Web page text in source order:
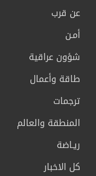
عن قرب
أمـن
شؤون عراقية
طاقة وأعمال
ترجمات
المنطقة والعالم
ريـاضة
كل الاخبار